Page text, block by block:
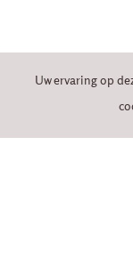
Uw ervaring op